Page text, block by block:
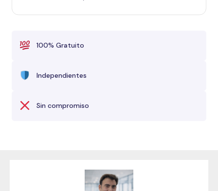
100% Gratuito
Independientes
Sin compromiso